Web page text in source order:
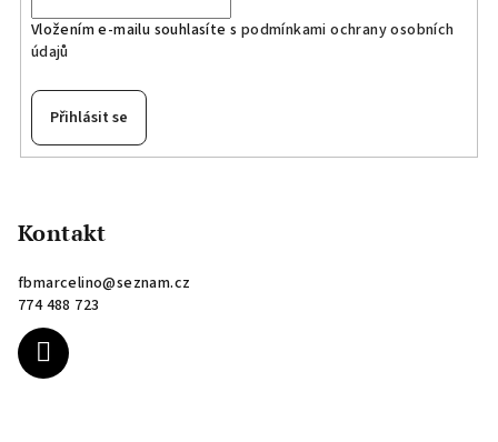
Vložením e-mailu souhlasíte s podmínkami ochrany osobních
údajů
Přihlásit se
Kontakt
fbmarcelino@seznam.cz
774 488 723